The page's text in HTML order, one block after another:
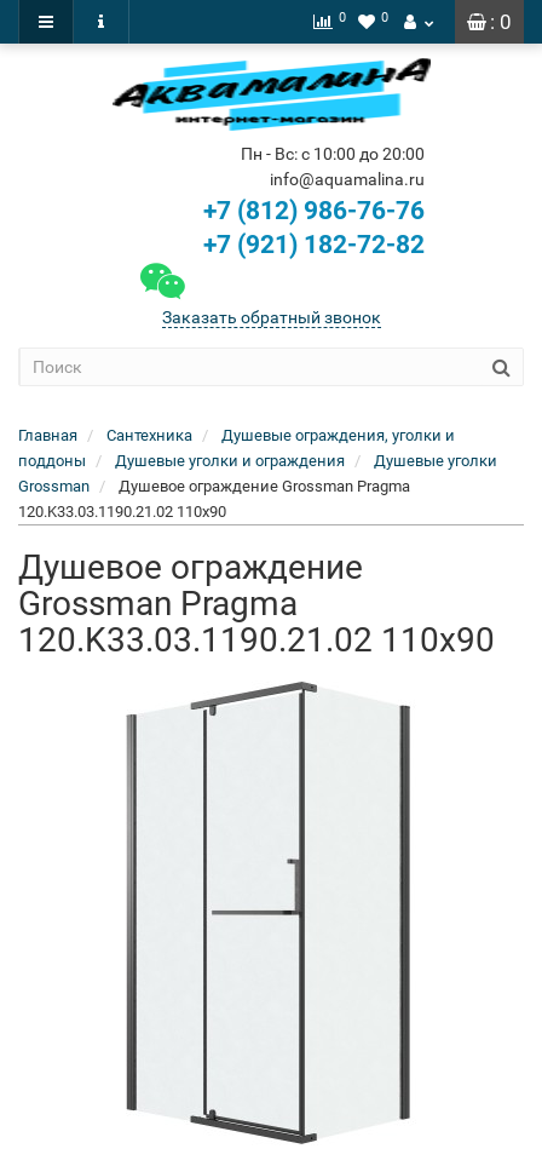
: 0
0 0
Пн - Вс: с 10:00 до 20:00
info@aquamalina.ru
+7 (812) 986-76-76
+7 (921) 182-72-82
Заказать обратный звонок
Главная Сантехника
Душевые ограждения, уголки и
поддоны
Душевые уголки и ограждения
Душевые уголки
Grossman
Душевое ограждение Grossman Pragma
120.K33.03.1190.21.02 110x90
Душевое ограждение
Grossman Pragma
120.K33.03.1190.21.02 110x90